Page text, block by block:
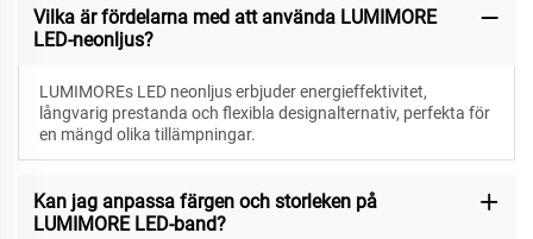
Vilka är fördelarna med att använda LUMIMORE
LED-neonljus?
LUMIMOREs LED neonljus erbjuder energieffektivitet,
långvarig prestanda och flexibla designalternativ, perfekta för
en mängd olika tillämpningar.
Kan jag anpassa färgen och storleken på
LUMIMORE LED-band?